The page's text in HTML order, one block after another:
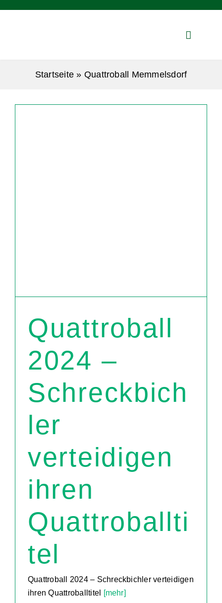
Startseite » Quattroball Memmelsdorf
Quattroball
2024 –
Schreckbich
ler
verteidigen
ihren
Quattroballti
tel
Quattroball 2024 – Schreckbichler verteidigen
ihren Quattroballtitel
[mehr]